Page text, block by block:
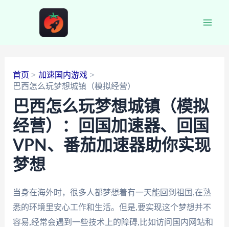
首页
加速国内游戏
巴西怎么玩梦想城镇（模拟经营）
巴西怎么玩梦想城镇（模拟
经营）：回国加速器、回国
VPN、番茄加速器助你实现
梦想
当身在海外时，很多人都梦想着有一天能回到祖国,在熟
悉的环境里安心工作和生活。但是,要实现这个梦想并不
容易,经常会遇到一些技术上的障碍,比如访问国内网站和